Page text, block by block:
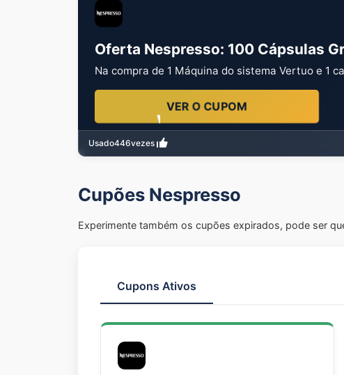
Oferta Nespresso: 100 Cápsulas
Na compra de 1 Máquina do sistema Vertuo e 1
VER O CUPOM
Usado446vezes
Cupões Nespresso
Experimente também os cupões expirados, pode ser
Cupons Ativos